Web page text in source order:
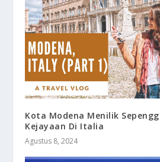
Kota Modena Menilik
Kejayaan Di Italia
Agustus 8, 2024